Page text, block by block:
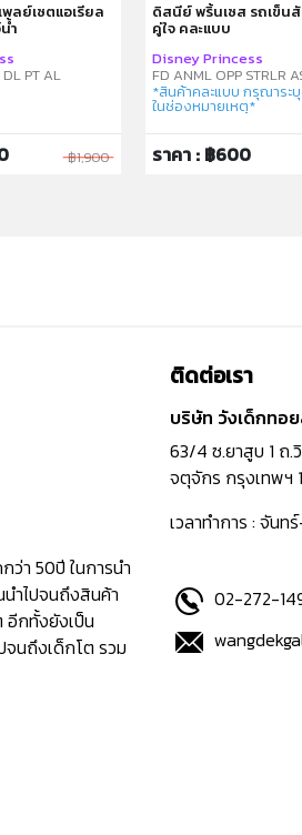
ลย์เซตแอเรียล
ำ
PT AL
฿1,900
ดิสนีย์ พริ้นเซส รถเข็น
คู่ใจ คละแบบ
Disney Princess
FD ANML OPP STRLR
*สินค้าคละแบบ กรุณาระ
ในช่องหมายเหตุ*
ราคา : ฿600
า 50ปี ในการนำ
ำไปจนถึงสินค้า
อีกทั้งยังเป็น
นถึงเด็กโต รวม
ติดต่อเรา
บริษัท วังเด็กทอ
63/4 ซ.ยาสูบ 1 ถ
จตุจักร กรุงเทพฯ
เวลาทำการ : จัน
02-272-